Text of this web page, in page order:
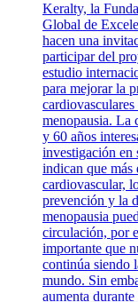
Keralty, la
Global de
hacen una
participar del
estudio
para mejorar la
menopausia. La
y 60 años
investigación en
indican que más
cardiovascular,
prevención y la
menopausia
circulación, por
importante que
continúa siendo
mundo. Sin
aumenta